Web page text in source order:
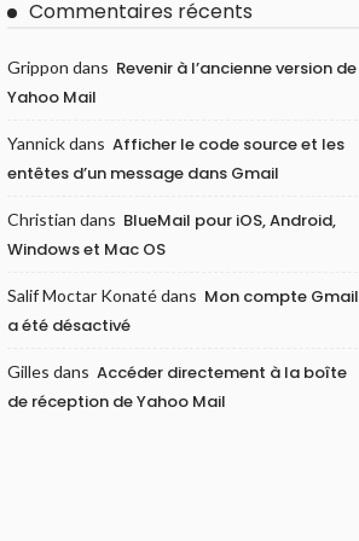
Commentaires récents
Grippon dans Revenir à l’ancienne version de
Yahoo Mail
Yannickdans Afficher le code source et les
entêtes d’un message dans Gmail
Christian dans BlueMail pour iOS, Android,
Windows et Mac OS
Salif Moctar Konatédans Mon compte Gmail
a été désactivé
Gilles dans Accéder directement à la boîte
de réception de Yahoo Mail